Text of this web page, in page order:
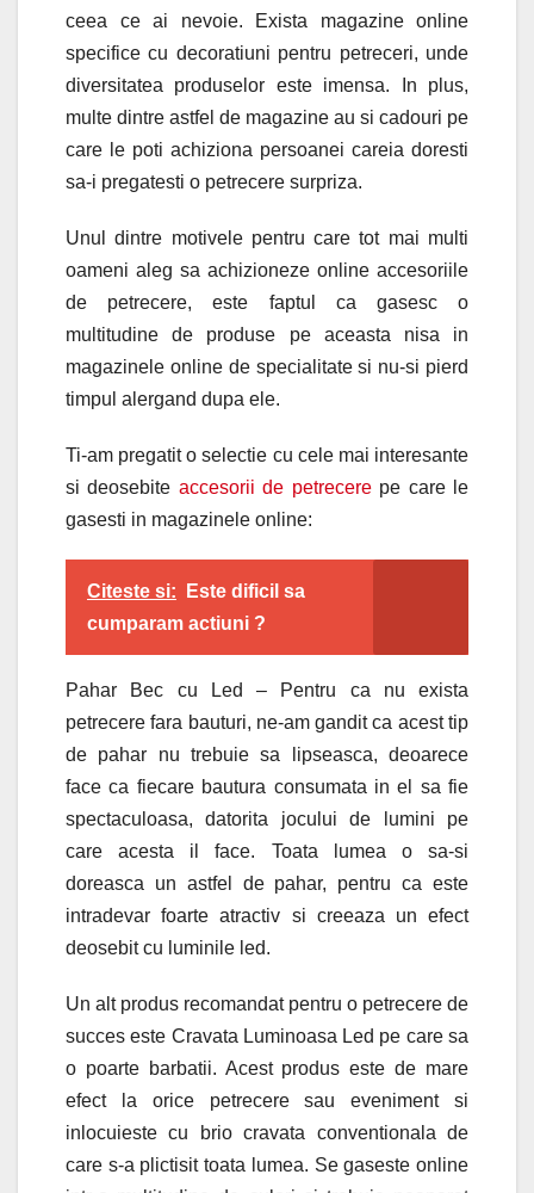
ceea ce ai nevoie. Exista magazine online
specifice cu decoratiuni pentru petreceri, unde
diversitatea produselor este imensa. In plus,
multe dintre astfel de magazine au si cadouri pe
care le poti achiziona persoanei careia doresti
sa-i pregatesti o petrecere surpriza.
Unul dintre motivele pentru care tot mai multi
oameni aleg sa achizioneze online accesoriile
de petrecere, este faptul ca gasesc o
multitudine de produse pe aceasta nisa in
magazinele online de specialitate si nu-si pierd
timpul alergand dupa ele.
Ti-am pregatit o selectie cu cele mai interesante
si deosebite accesorii de petrecerepe care le
gasesti in magazinele online:
Citeste si:
Este dificil sa
cumparam actiuni ?
Pahar Bec cu Led – Pentru ca nu exista
petrecere fara bauturi, ne-am gandit ca acest tip
de pahar nu trebuie sa lipseasca, deoarece
face ca fiecare bautura consumata in el sa fie
spectaculoasa, datorita jocului de lumini pe
care acesta il face. Toata lumea o sa-si
doreasca un astfel de pahar, pentru ca este
intradevar foarte atractiv si creeaza un efect
deosebit cu luminile led.
Un alt produs recomandat pentru o petrecere de
succes este Cravata Luminoasa Led pe care sa
o poarte barbatii. Acest produs este de mare
efect la orice petrecere sau eveniment si
inlocuieste cu brio cravata conventionala de
care s-a plictisit toata lumea. Se gaseste online